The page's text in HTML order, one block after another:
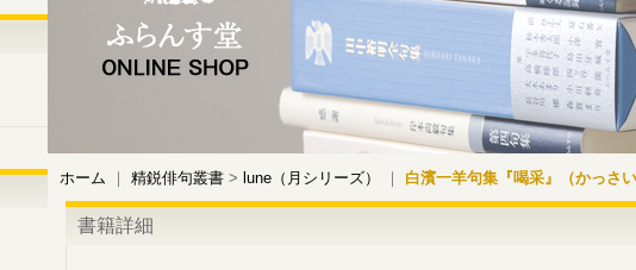
ホーム ｜ 精鋭俳句叢書 > lune（月シリーズ） ｜ 白濱一羊句集『喝采』（かっさ
書籍詳細